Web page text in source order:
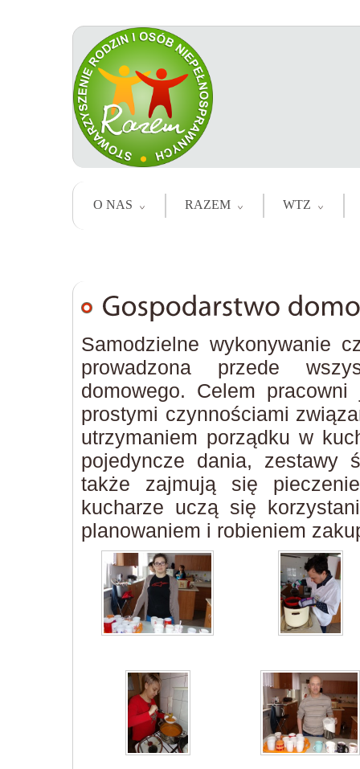
O NAS RAZEM WTZ
Samodzielne wykonywanie
prowadzona przede
domowego. Celem
prostymi czynnościami
utrzymaniem porządku w
pojedyncze dania, zestawy
także zajmują się
kucharze uczą się
planowaniem i robieniem